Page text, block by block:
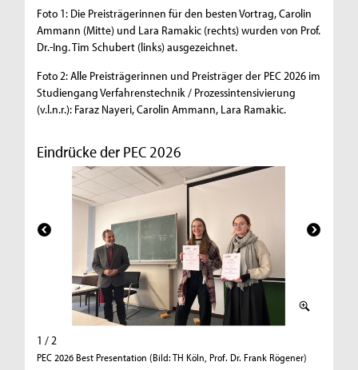
Foto 1: Die Preisträgerinnen für den besten Vortrag, Carolin
Ammann (Mitte) und Lara Ramakic (rechts) wurden von Prof.
Dr.-Ing. Tim Schubert (links) ausgezeichnet.
Foto 2: Alle Preisträgerinnen und Preisträger der PEC 2026 im
Studiengang Verfahrenstechnik / Prozessintensivierung
(v.l.n.r.): Faraz Nayeri, Carolin Ammann, Lara Ramakic.
Eindrücke der PEC 2026
1 / 2
PEC 2026 Best Presentation (Bild: TH Köln, Prof. Dr. Frank Rögener)